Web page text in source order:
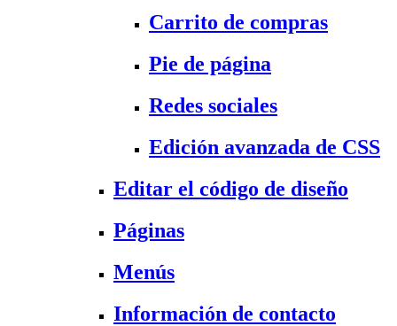
Carrito de compras
Pie de página
Redes sociales
Edición avanzada de CSS
Editar el código de diseño
Páginas
Menús
Información de contacto